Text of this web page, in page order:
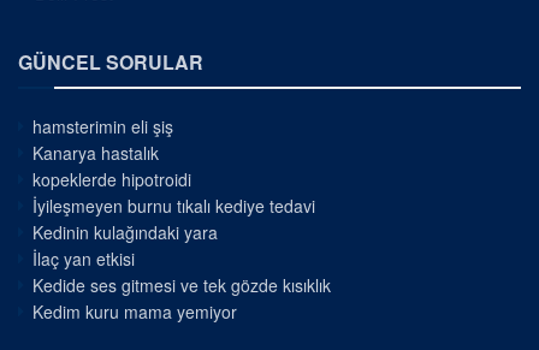
GÜNCEL SORULAR
hamsterimin eli şiş
Kanarya hastalık
kopeklerde hipotroidi
İyileşmeyen burnu tıkalı kediye tedavi
Kedinin kulağındaki yara
İlaç yan etkisi
Kedide ses gitmesi ve tek gözde kısıklık
Kedim kuru mama yemiyor